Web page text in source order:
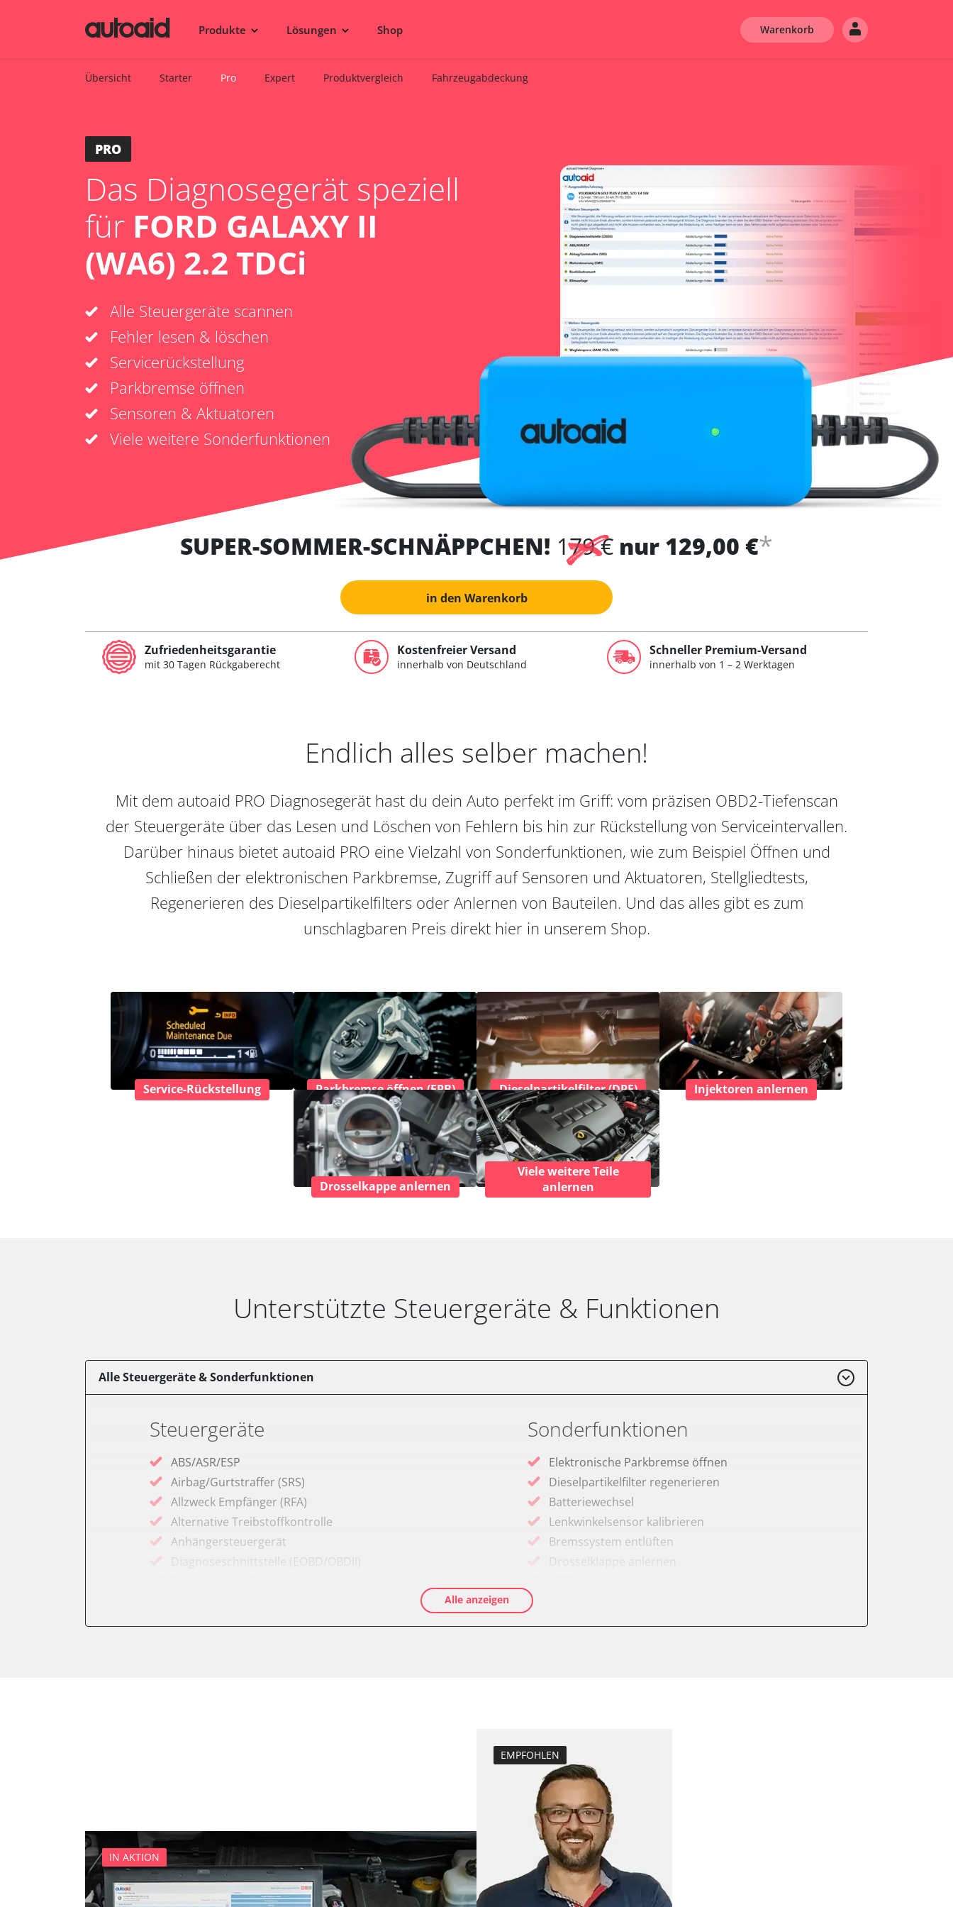
Produkte Lösungen Shop Warenkorb
Übersicht Starter Pro Expert Produktvergleich Fahrzeugabdeckung
PRO
Das Diagnosegerät speziell
für FORD GALAXY II
(WA6) 2.2 TDCi
Alle Steuergeräte scannen
Fehler lesen & löschen
Servicerückstellung
Parkbremse öffnen
Sensoren & Aktuatoren
Viele weitere Sonderfunktionen
SUPER-SOMMER-SCHNÄPPCHEN! 179 € nur 129,00 €*
in den Warenkorb
Zufriedenheitsgarantie
mit 30 Tagen Rückgaberecht
Kostenfreier Versand
innerhalb von Deutschland
Schneller Premium-Versand
innerhalb von 1 – 2 Werktagen
Endlich alles selber machen!
Mit dem autoaid PRO Diagnosegerät hast du dein Auto perfekt im Griff: vom präzisen OBD2-Tiefenscan
der Steuergeräte über das Lesen und Löschen von Fehlern bis hin zur Rückstellung von Serviceintervallen.
Darüber hinaus bietet autoaid PRO eine Vielzahl von Sonderfunktionen, wie zum Beispiel Öffnen und
Schließen der elektronischen Parkbremse, Zugriff auf Sensoren und Aktuatoren, Stellgliedtests,
Regenerieren des Dieselpartikelfilters oder Anlernen von Bauteilen. Und das alles gibt es zum
unschlagbaren Preis direkt hier in unserem Shop.
Service-Rückstellung Parkbremse öffnen (EPB) Dieselpartikelfilter (DPF) Injektoren anlernen
Drosselkappe anlernen
Viele weitere Teile
anlernen
Unterstützte Steuergeräte & Funktionen
Alle Steuergeräte & Sonderfunktionen
Steuergeräte
ABS/ASR/ESP
Airbag/Gurtstraffer (SRS)
Allzweck Empfänger (RFA)
Alternative Treibstoffkontrolle
Anhängersteuergerät
Diagnoseschnittstelle (EOBD/OBDII)
Seitenhinderniserkennung links (SODL)
Sekundäre Luftheizung
Servolenkung
Sitzelektronik Fahrer
Sonderfunktionen
Elektronische Parkbremse öffnen
Dieselpartikelfilter regenerieren
Batteriewechsel
Lenkwinkelsensor kalibrieren
Bremssystem entlüften
Drosselklappe anlernen
Differenzdruck Sensor anlernen
Einspritzdüsen anlernen
Elektronische Parkbremse schließen
ESP test
Grundeinstellung
Hochdruckpumpe Initialisierung
Injektor Adaptionswerte zurücksetzen
Injektoren einstellen
Alle anzeigen
IN AKTION
EMPFOHLEN